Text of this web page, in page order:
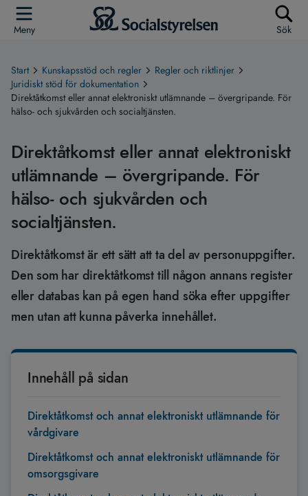
Meny Sök
Start Kunskapsstöd och regler
Regler och riktlinjer
Juridiskt stöd för dokumentation
Direktåtkomst eller annat elektroniskt utlämnande – övergripande. För
hälso- och sjukvården och socialtjänsten.
Direktåtkomst eller annat elektroniskt
utlämnande – övergripande. För
hälso- och sjukvården och
socialtjänsten.
Direktåtkomst är ett sätt att ta del av personuppgifter.
Den som har direktåtkomst till någon annans register
eller databas kan på egen hand söka efter uppgifter
men utan att kunna påverka innehållet.
Innehåll på sidan
Direktåtkomst och annat elektroniskt utlämnande för
vårdgivare
Direktåtkomst och annat elektroniskt utlämnande för
omsorgsgivare